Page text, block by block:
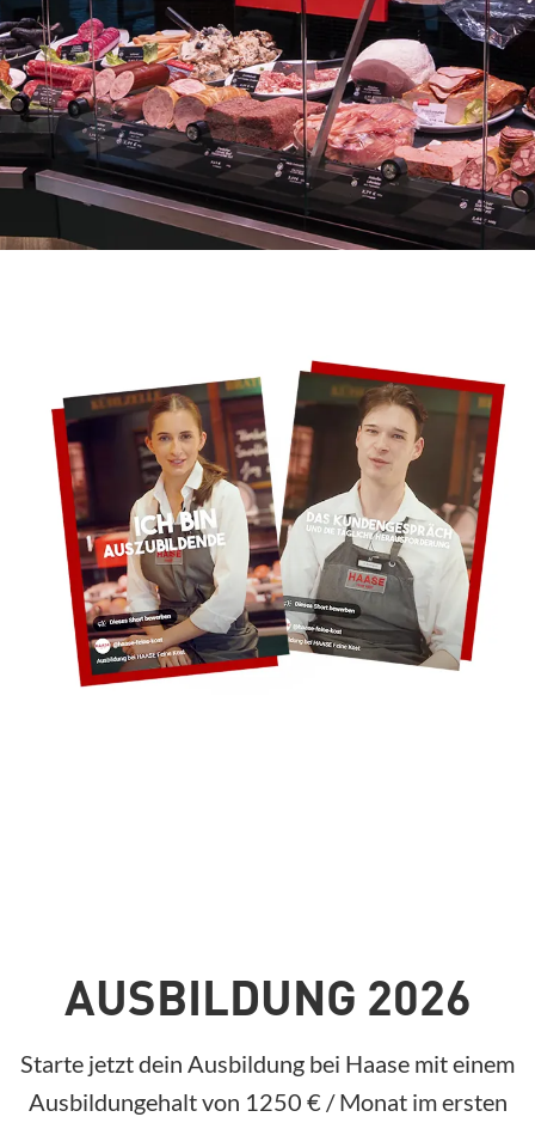
AUSBILDUNG 2026
Starte jetzt dein Ausbildung bei Haase mit einem
Ausbildungehalt von 1250 € / Monat im ersten